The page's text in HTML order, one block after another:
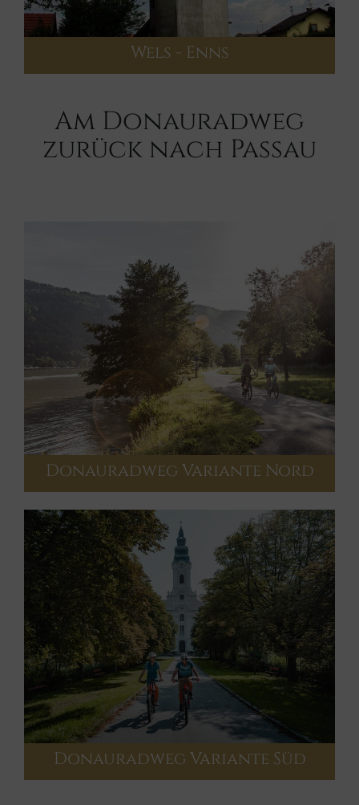
Wels - Enns
Am Donauradweg
zurück nach Passau
Donauradweg Variante Nord
Donauradweg Variante Süd